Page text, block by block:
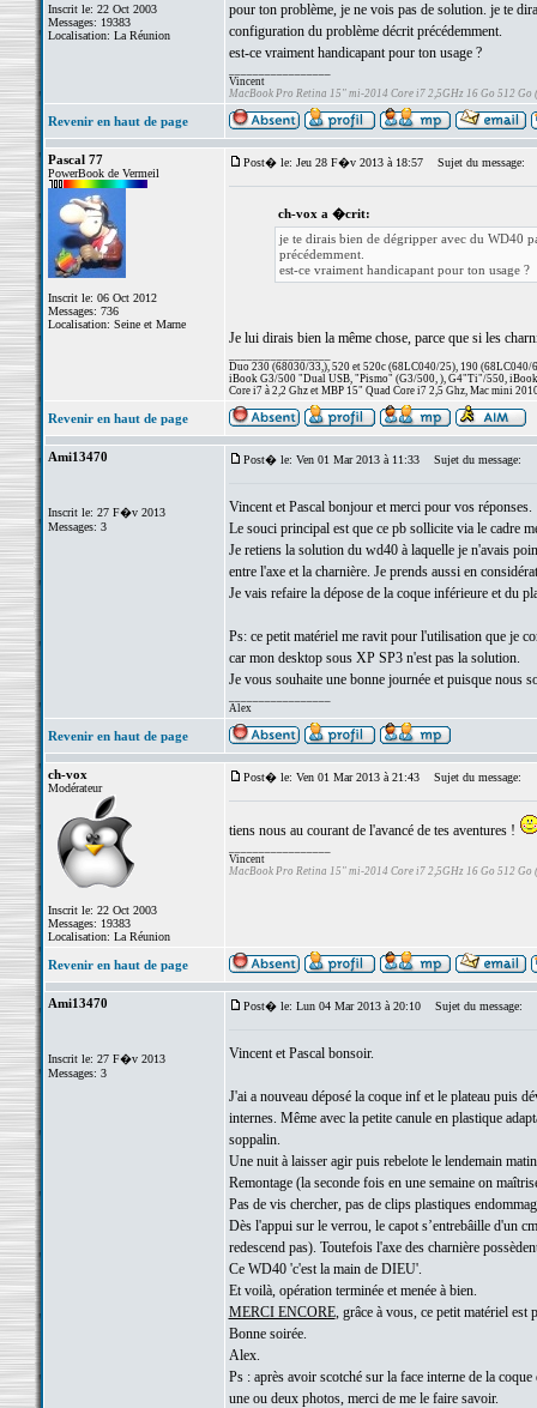
Inscrit le: 22 Oct 2003
Messages: 19383
Localisation: La Réunion
pour ton problème, je ne vois pas de solution. je te
configuration du problème décrit précédemment.
est-ce vraiment handicapant pour ton usage ?
Vincent
MacBook Pro Retina 15" mi-2014 Core i7 2,5GHz 16 Go 512 Go
Revenir en haut de page
Pascal 77
PowerBook de Vermeil
Inscrit le: 06 Oct 2012
Messages: 736
Localisation: Seine et Marne
Post� le: Jeu 28 F�v 2013 à 18:57 Sujet du message:
ch-vox a �crit:
je te dirais bien de dégripper avec du WD40
précédemment.
est-ce vraiment handicapant pour ton usage ?
Je lui dirais bien la même chose, parce que si les
Duo 230 (68030/33,), 520 et 520c (68LC040/25), 190 (68LC040/
iBook G3/500 "Dual USB, "Pismo" (G3/500, ), G4"Ti"/550,
Core i7 à 2,2 Ghz et MBP 15" Quad Core i7 2,5 Ghz, Mac mini
Revenir en haut de page
Ami13470
Inscrit le: 27 F�v 2013
Messages: 3
Post� le: Ven 01 Mar 2013 à 11:33 Sujet du message:
Vincent et Pascal bonjour et merci pour vos réponses.
Le souci principal est que ce pb sollicite via le cadre
Je retiens la solution du wd40 à laquelle je n'avais
entre l'axe et la charnière. Je prends aussi en
Je vais refaire la dépose de la coque inférieure et du
Ps: ce petit matériel me ravit pour l'utilisation que je
car mon desktop sous XP SP3 n'est pas la solution.
Je vous souhaite une bonne journée et puisque nous
Alex
Revenir en haut de page
ch-vox
Modérateur
Inscrit le: 22 Oct 2003
Messages: 19383
Localisation: La Réunion
Post� le: Ven 01 Mar 2013 à 21:43 Sujet du message:
tiens nous au courant de l'avancé de tes aventures !
Vincent
MacBook Pro Retina 15" mi-2014 Core i7 2,5GHz 16 Go 512 Go
Revenir en haut de page
Ami13470
Inscrit le: 27 F�v 2013
Messages: 3
Post� le: Lun 04 Mar 2013 à 20:10 Sujet du message:
Vincent et Pascal bonsoir.
J'ai a nouveau déposé la coque inf et le plateau puis
internes. Même avec la petite canule en plastique
soppalin.
Une nuit à laisser agir puis rebelote le lendemain
Remontage (la seconde fois en une semaine on
Pas de vis chercher, pas de clips plastiques
Dès l'appui sur le verrou, le capot s’entrebâille d'un
redescend pas). Toutefois l'axe des charnière
Ce WD40 'c'est la main de DIEU'.
Et voilà, opération terminée et menée à bien.
MERCI ENCORE, grâce à vous, ce petit matériel est
Bonne soirée.
Alex.
Ps : après avoir scotché sur la face interne de la
une ou deux photos, merci de me le faire savoir.